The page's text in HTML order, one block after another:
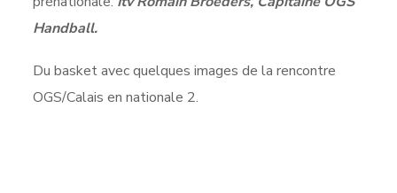
Handball.
Du basket avec quelques images de la rencontre
OGS/Calais en nationale 2.